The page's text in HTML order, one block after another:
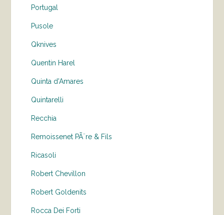
Portugal
Pusole
Qknives
Quentin Harel
Quinta d'Amares
Quintarelli
Recchia
Remoissenet PÃ¨re & Fils
Ricasoli
Robert Chevillon
Robert Goldenits
Rocca Dei Forti